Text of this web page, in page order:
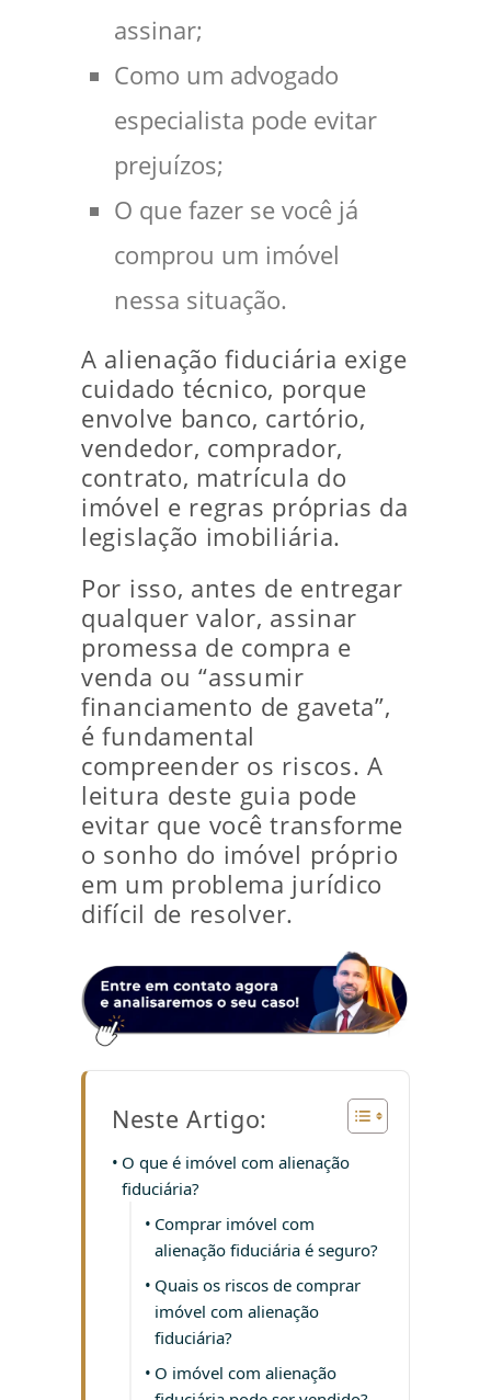
assinar;
Como um advogado
especialista pode evitar
prejuízos;
O que fazer se você já
comprou um imóvel
nessa situação.
A alienação fiduciária exige
cuidado técnico, porque
envolve banco, cartório,
vendedor, comprador,
contrato, matrícula do
imóvel e regras próprias da
legislação imobiliária.
Por isso, antes de entregar
qualquer valor, assinar
promessa de compra e
venda ou “assumir
financiamento de gaveta”,
é fundamental
compreender os riscos. A
leitura deste guia pode
evitar que você transforme
o sonho do imóvel próprio
em um problema jurídico
difícil de resolver.
Neste Artigo:
O que é imóvel com alienação
fiduciária?
Comprar imóvel com
alienação fiduciária é seguro?
Quais os riscos de comprar
imóvel com alienação
fiduciária?
O imóvel com alienação